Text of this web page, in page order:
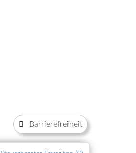
Barrierefreiheit